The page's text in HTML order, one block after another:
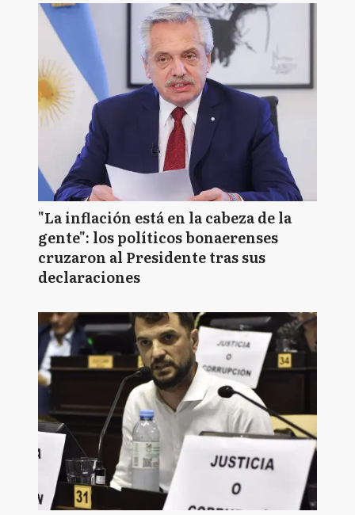
"La inflación está en la cabeza de la
gente": los políticos bonaerenses
cruzaron al Presidente tras sus
declaraciones